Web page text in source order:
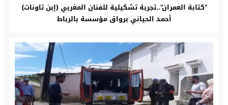
“كتابة العمران”..تجربة تشكيلية للفنان المغربي (إبن تاونات)
أحمد الحياني برواق مؤسسة بالرباط